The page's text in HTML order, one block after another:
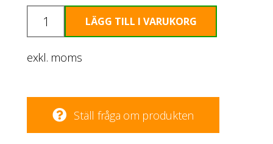
Textilplatta
New
Chameleon
LÄGG TILL I VARUKORG
exkl. moms
Ställ fråga om produkten